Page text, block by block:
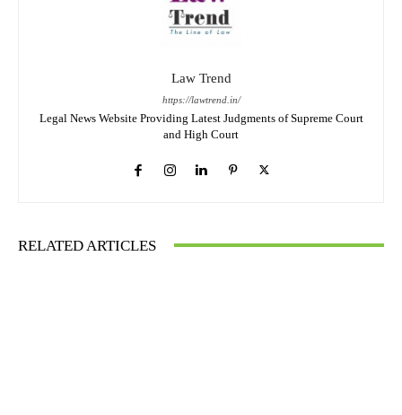
Law Trend
https://lawtrend.in/
Legal News Website Providing Latest Judgments of Supreme Court
and High Court
RELATED ARTICLES